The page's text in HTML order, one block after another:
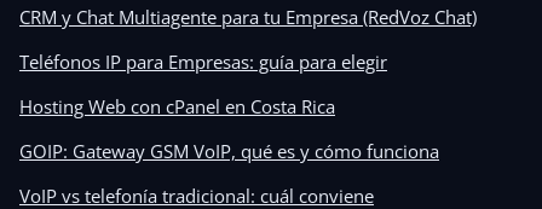
CRM y Chat Multiagente para tu Empresa (RedVoz Chat)
Teléfonos IP para Empresas: guía para elegir
Hosting Web con cPanel en Costa Rica
GOIP: Gateway GSM VoIP, qué es y cómo funciona
VoIP vs telefonía tradicional: cuál conviene